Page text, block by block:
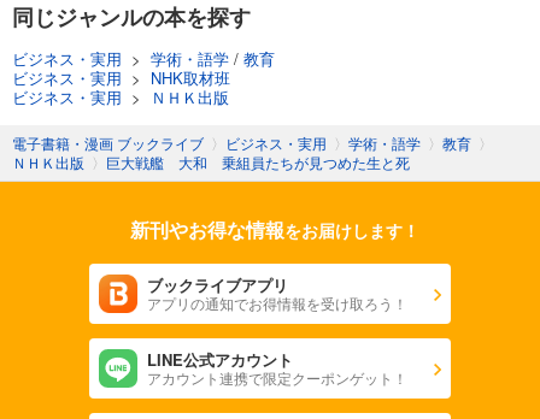
同じジャンルの本を探す
ビジネス・実用 > 学術・語学 / 教育
ビジネス・実用 > NHK取材班
ビジネス・実用 > ＮＨＫ出版
電子書籍・漫画 ブックライブ 〉 ビジネス・実用 〉 学術・語学 〉 教育 〉
ＮＨＫ出版 〉 巨大戦艦 大和 乗組員たちが見つめた生と死
新刊やお得な情報をお届けします！
ブックライブアプリ
アプリの通知でお得情報を受け取ろう！
LINE公式アカウント
アカウント連携で限定クーポンゲット！